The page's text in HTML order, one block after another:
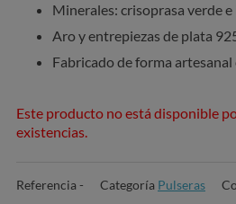
Minerales: crisoprasa verde
Aro y entrepiezas de plata
Fabricado de forma
Este producto no está disponible
existencias.
Referencia - Categoría Pulseras